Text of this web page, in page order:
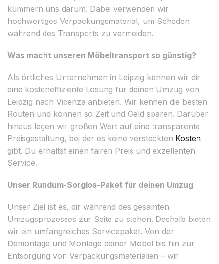
kümmern uns darum. Dabei verwenden wir
hochwertiges Verpackungsmaterial, um Schäden
während des Transports zu vermeiden.
Was macht unseren Möbeltransport so günstig?
Als örtliches Unternehmen in Leipzig können wir dir
eine kosteneffiziente Lösung für deinen Umzug von
Leipzig nach Vicenza anbieten. Wir kennen die besten
Routen und können so Zeit und Geld sparen. Darüber
hinaus legen wir großen Wert auf eine transparente
Preisgestaltung, bei der es keine versteckten Kosten
gibt. Du erhältst einen fairen Preis und exzellenten
Service.
Unser Rundum-Sorglos-Paket für deinen Umzug
Unser Ziel ist es, dir während des gesamten
Umzugsprozesses zur Seite zu stehen. Deshalb bieten
wir ein umfangreiches Servicepaket. Von der
Demontage und Montage deiner Möbel bis hin zur
Entsorgung von Verpackungsmaterialien – wir